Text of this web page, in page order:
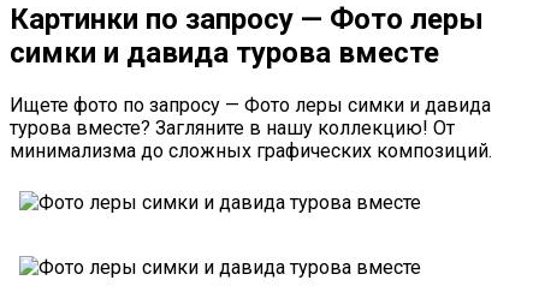
Картинки по запросу — Фото леры
симки и давида турова вместе
Ищете фото по запросу — Фото леры симки и давида
турова вместе? Загляните в нашу коллекцию! От
минимализма до сложных графических композиций.